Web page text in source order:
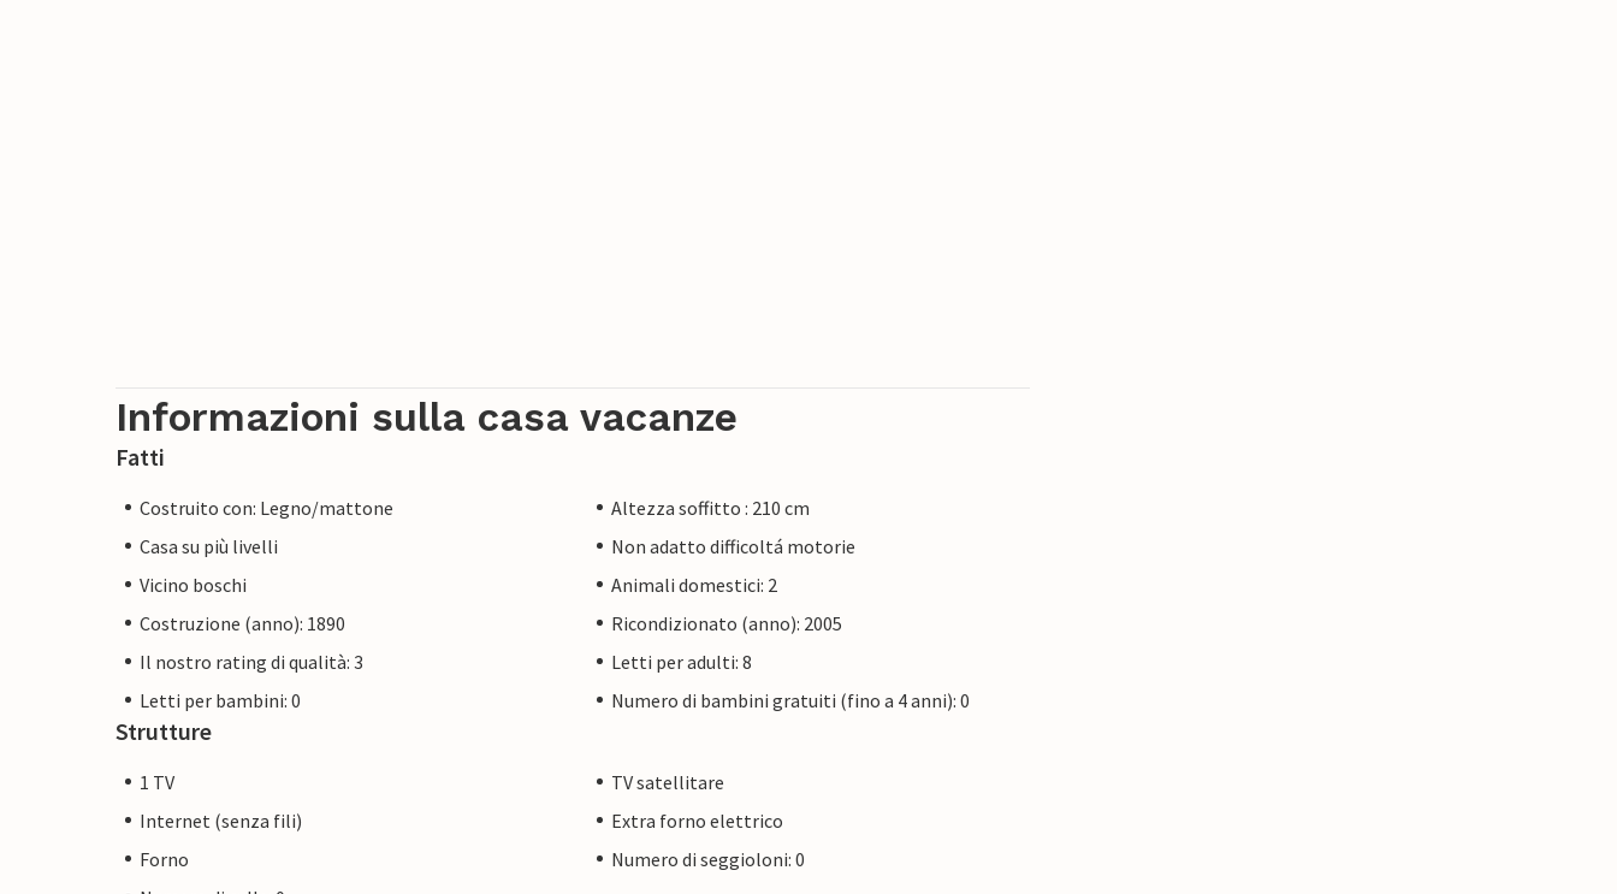
Informazioni sulla casa vacanze
Fatti
Costruito con: Legno/mattone
Altezza soffitto : 210 cm
Casa su più livelli
Non adatto difficoltá motorie
Vicino boschi
Animali domestici: 2
Costruzione (anno): 1890
Ricondizionato (anno): 2005
Il nostro rating di qualità: 3
Letti per adulti: 8
Letti per bambini: 0
Numero di bambini gratuiti (fino a 4 anni): 0
Strutture
1 TV
TV satellitare
Internet (senza fili)
Extra forno elettrico
Forno
Numero di seggioloni: 0